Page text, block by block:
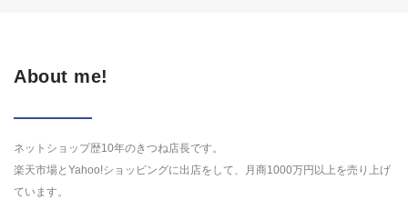
About me!
ネットショップ歴10年のきつね店長です。
楽天市場とYahoo!ショッピングに出店をして、月商1000万円以上を売り上げ
ています。